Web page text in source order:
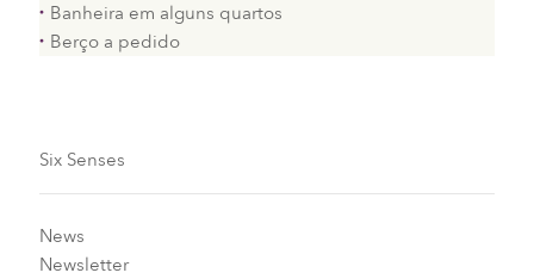
Banheira em alguns quartos
Berço a pedido
Six Senses
News
Newsletter